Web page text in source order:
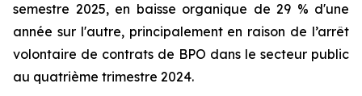
semestre 2025, en baisse organique de 29 % d'une
année sur l'autre, principalement en raison de l’arrêt
volontaire de contrats de BPO dans le secteur public
au quatrième trimestre 2024.